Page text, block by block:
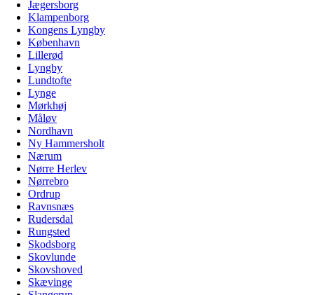
Jægersborg
Klampenborg
Kongens Lyngby
København
Lillerød
Lyngby
Lundtofte
Lynge
Mørkhøj
Måløv
Nordhavn
Ny Hammersholt
Nærum
Nørre Herlev
Nørrebro
Ordrup
Ravnsnæs
Rudersdal
Rungsted
Skodsborg
Skovlunde
Skovshoved
Skævinge